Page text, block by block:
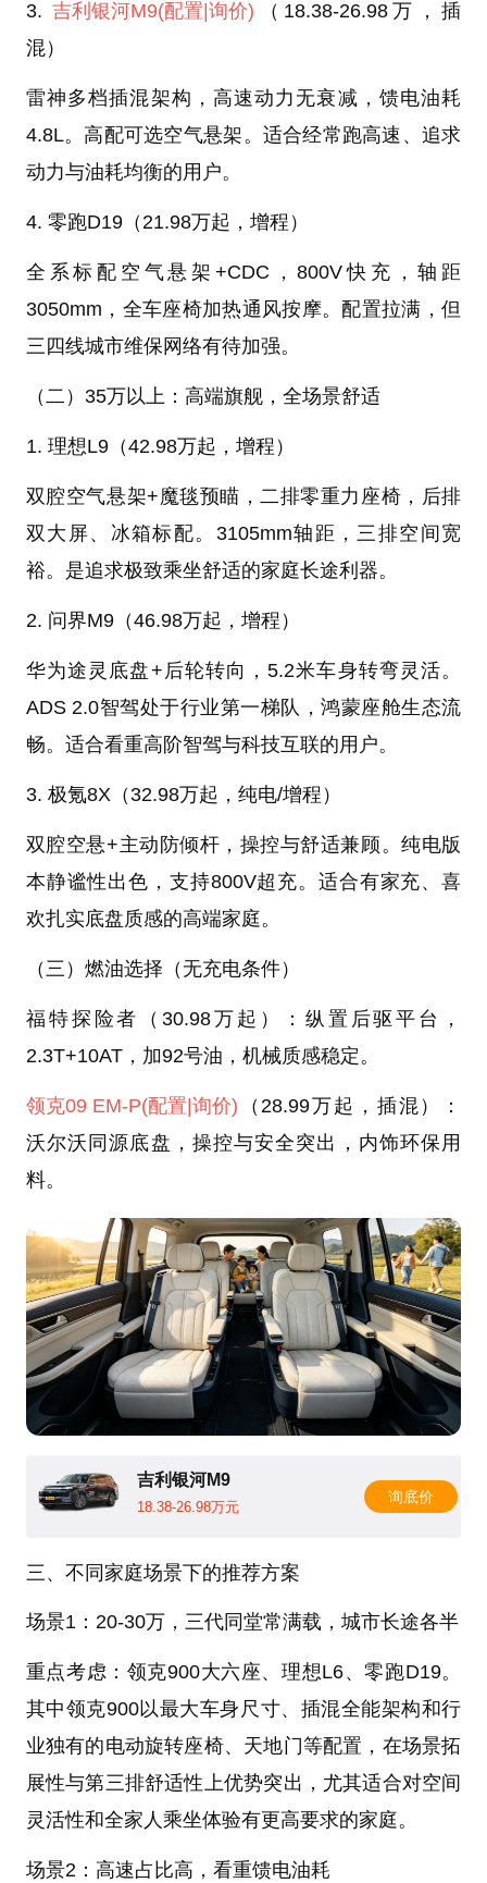
3.吉利银河M9(配置 |询价) （18.38-26.98万，插
混）
雷神多档插混架构，高速动力无衰减，馈电油耗
4.8L。高配可选空气悬架。适合经常跑高速、追求
动力与油耗均衡的用户。
4. 零跑D19（21.98万起，增程）
全系标配空气悬架+CDC，800V快充，轴距
3050mm，全车座椅加热通风按摩。配置拉满，但
三四线城市维保网络有待加强。
（二）35万以上：高端旗舰，全场景舒适
1. 理想L9（42.98万起，增程）
双腔空气悬架+魔毯预瞄，二排零重力座椅，后排
双大屏、冰箱标配。3105mm轴距，三排空间宽
裕。是追求极致乘坐舒适的家庭长途利器。
2. 问界M9（46.98万起，增程）
华为途灵底盘+后轮转向，5.2米车身转弯灵活。
ADS 2.0智驾处于行业第一梯队，鸿蒙座舱生态流
畅。适合看重高阶智驾与科技互联的用户。
3. 极氪8X（32.98万起，纯电/增程）
双腔空悬+主动防倾杆，操控与舒适兼顾。纯电版
本静谧性出色，支持800V超充。适合有家充、喜
欢扎实底盘质感的高端家庭。
（三）燃油选择（无充电条件）
福特探险者（30.98万起）：纵置后驱平台，
2.3T+10AT，加92号油，机械质感稳定。
领克09 EM-P(配置|询价) （28.99万起，插混）：
沃尔沃同源底盘，操控与安全突出，内饰环保用
料。
吉利银河M9
18.38-26.98万元
询底价
三、不同家庭场景下的推荐方案
场景1：20-30万，三代同堂常满载，城市长途各半
重点考虑：领克900大六座、理想L6、零跑D19。
其中领克900以最大车身尺寸、插混全能架构和行
业独有的电动旋转座椅、天地门等配置，在场景拓
展性与第三排舒适性上优势突出，尤其适合对空间
灵活性和全家人乘坐体验有更高要求的家庭。
场景2：高速占比高，看重馈电油耗